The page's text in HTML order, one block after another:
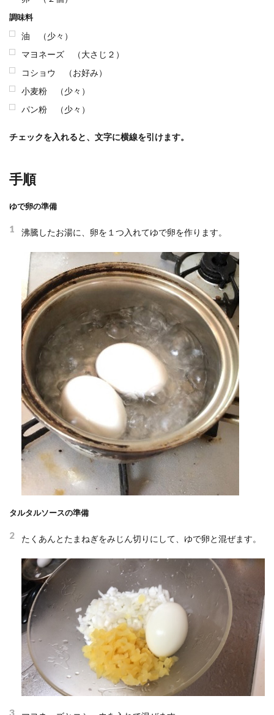
調味料
油 （少々）
マヨネーズ （大さじ２）
コショウ （お好み）
小麦粉 （少々）
パン粉 （少々）
チェックを入れると、文字に横線を引けます。
手順
ゆで卵の準備
1 沸騰したお湯に、卵を１つ入れてゆで卵を作ります。
タルタルソースの準備
2 たくあんとたまねぎをみじん切りにして、ゆで卵と混ぜます。
3